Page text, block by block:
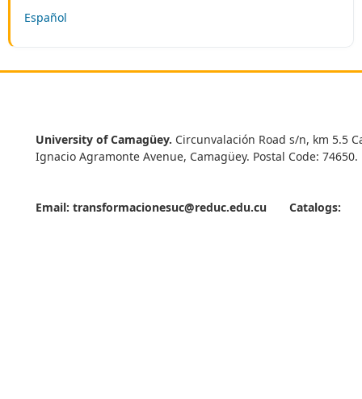
Español
University of Camagüey. Circunvalación Road s/n, km 5.5
Ignacio Agramonte Avenue, Camagüey. Postal Code: 74650.
Email: transformacionesuc@reduc.edu.cu Catalogs: